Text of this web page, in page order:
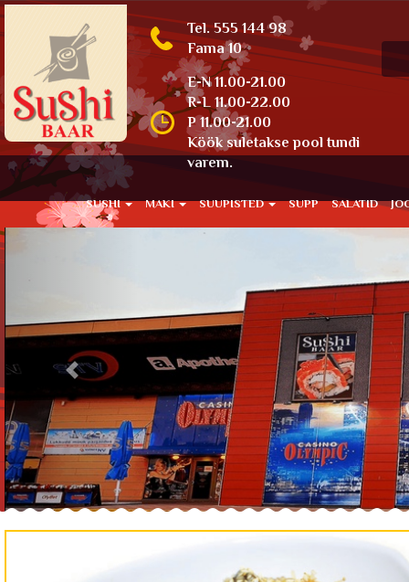
Tel. 555 144 98
Fama 10
E-N 11.00-21.00
R-L 11.00-22.00
P 11.00-21.00
Köök suletakse pool tundi
varem.
SUSHI MAKI SUUPISTED SUPP SALATID